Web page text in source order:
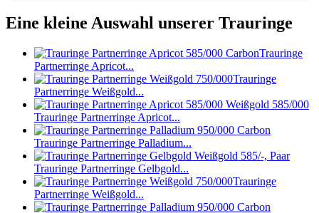
Eine kleine Auswahl unserer Trauringe
Trauringe
Partnerringe Apricot...
Trauringe
Partnerringe Weißgold...
Trauringe Partnerringe Apricot...
Trauringe Partnerringe Palladium...
Trauringe Partnerringe Gelbgold...
Trauringe
Partnerringe Weißgold...